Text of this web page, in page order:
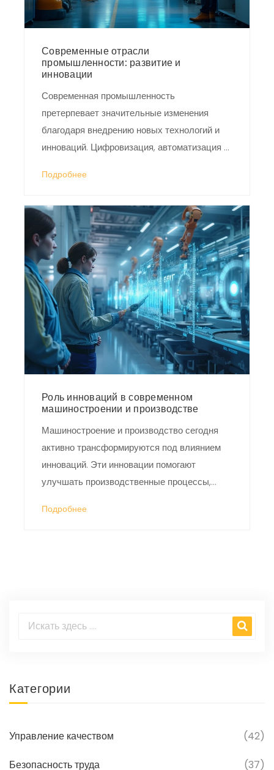
Современные отрасли
промышленности: развитие и
инновации
Современная промышленность
претерпевает значительные изменения
благодаря внедрению новых технологий и
инноваций. Цифровизация, автоматизация и
ключевыми аспектами для многих отраслей.
энергетика, биотехнологии и умное
производство, стимулирует рост и
устойчивое развитие. Изменения требуют
новых подходов к управлению ресурсами и
персоналом. В статье рассмотрено, как
современные тенденции трансформируют
промышленное производство.
Подробнее
Роль инноваций в современном
машиностроении и производстве
Машиностроение и производство сегодня
активно трансформируются под влиянием
инноваций. Эти инновации помогают
улучшать производственные процессы,
издержки. В статье рассматриваются
они вносят в конкурентоспособность
Подробнее
Категории
Управление качеством (42)
Безопасность труда (37)